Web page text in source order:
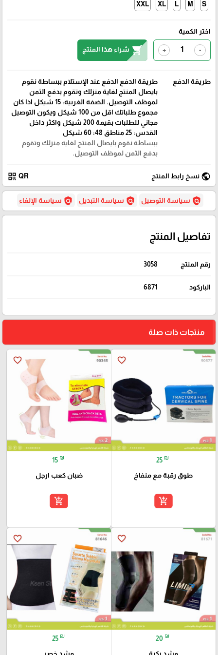
S
M
L
XL
XXL
اختر الكمية
-
+
shopping_cart شراء هذا المنتج
طريقة الدفع
طريقة الدفع الدفع عند الإستلام ببساطة نقوم
بايصال المنتج لغاية منزلك وتقوم بدفع الثمن
لموظف التوصيل. الضفة الغربية: 15 شيكل اذا كان
مجموع طلباتك اقل من 100 شيكل ويكون التوصيل
مجاني للطلبات بقيمة 200 شيكل واكثر داخل
القدس: 25 مناطق 48: 60 شيكل
ببساطة نقوم بايصال المنتج لغاية منزلك وتقوم
بدفع الثمن لموظف التوصيل.
public نسخ رابط المنتج QR
qr_code
policy سياسة التوصيل policy سياسة التبديل policy سياسة الإلغاء
تفاصيل المنتج
رقم المنتج 3058
الباركود 6871
منتجات ذات صلة
favorite_border
25 ₪
طوق رقبة مع منفاخ
add_shopping_cart
favorite_border
15 ₪
ضبان كعب ارجل
add_shopping_cart
favorite_border
20 ₪
favorite_border
25 ₪